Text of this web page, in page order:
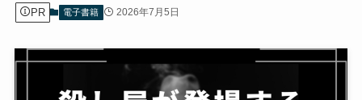
PR 電子書籍 2026年7月5日